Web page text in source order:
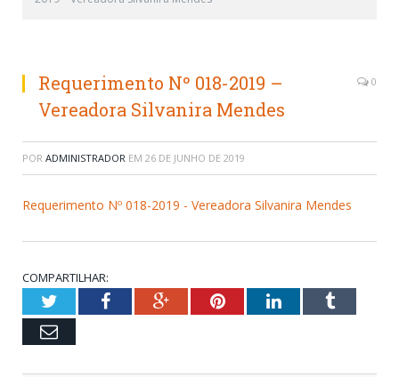
Requerimento Nº 018-2019 –
Vereadora Silvanira Mendes
0
POR ADMINISTRADOR EM 26 DE JUNHO DE 2019
Requerimento Nº 018-2019 - Vereadora Silvanira Mendes
COMPARTILHAR:
TwitterFacebookGoogle+PinterestLinkedInTumblr
Email